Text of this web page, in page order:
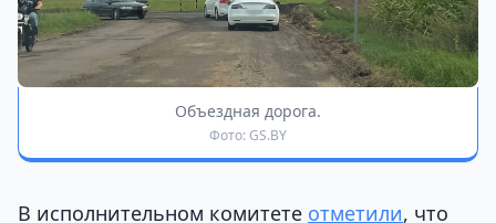
Объездная дорога.
Фото: GS.BY
В исполнительном комитете отметили, что